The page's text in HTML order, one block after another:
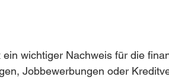
wichtiger Nachweis für die
Jobbewerbungen oder